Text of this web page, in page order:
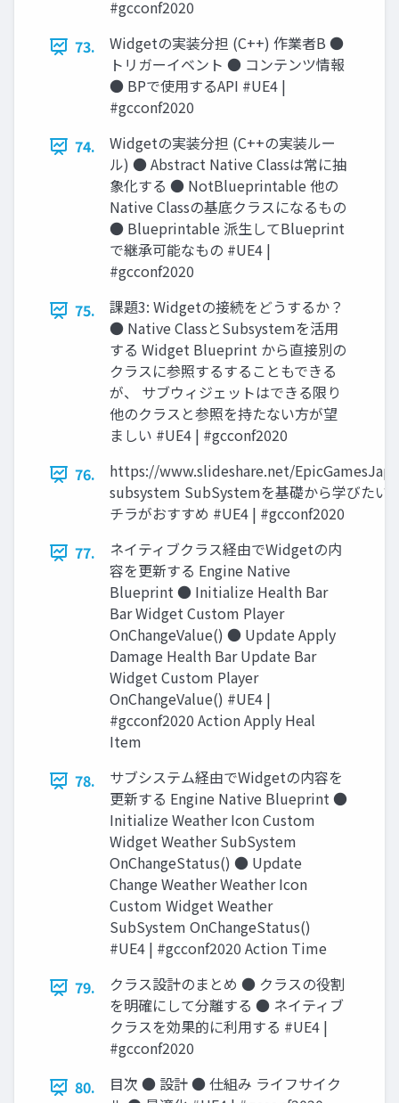
#gcconf2020
73.
Widgetの実装分担 (C++) 作業者B ●
トリガーイベント ● コンテンツ情報
● BPで使用するAPI #UE4 |
#gcconf2020
74.
Widgetの実装分担 (C++の実装ルー
ル) ● Abstract Native Classは常に抽
象化する ● NotBlueprintable 他の
Native Classの基底クラスになるもの
● Blueprintable 派生してBlueprint
で継承可能なもの #UE4 |
#gcconf2020
75.
課題3: Widgetの接続をどうするか？
● Native ClassとSubsystemを活用
する Widget Blueprint から直接別の
クラスに参照するすることもできる
が、 サブウィジェットはできる限り
他のクラスと参照を持たない方が望
ましい #UE4 | #gcconf2020
76.
https://www.slideshare.net/
subsystem SubSystemを基礎から学びたい
チラがおすすめ #UE4 | #gcconf2020
77.
ネイティブクラス経由でWidgetの内
容を更新する Engine Native
Blueprint ● Initialize Health Bar
Bar Widget Custom Player
OnChangeValue() ● Update Apply
Damage Health Bar Update Bar
Widget Custom Player
OnChangeValue() #UE4 |
#gcconf2020 Action Apply Heal
Item
78.
サブシステム経由でWidgetの内容を
更新する Engine Native Blueprint ●
Initialize Weather Icon Custom
Widget Weather SubSystem
OnChangeStatus() ● Update
Change Weather Weather Icon
Custom Widget Weather
SubSystem OnChangeStatus()
#UE4 | #gcconf2020 Action Time
79.
クラス設計のまとめ ● クラスの役割
を明確にして分離する ● ネイティブ
クラスを効果的に利用する #UE4 |
#gcconf2020
80.
目次 ● 設計 ● 仕組み ライフサイク